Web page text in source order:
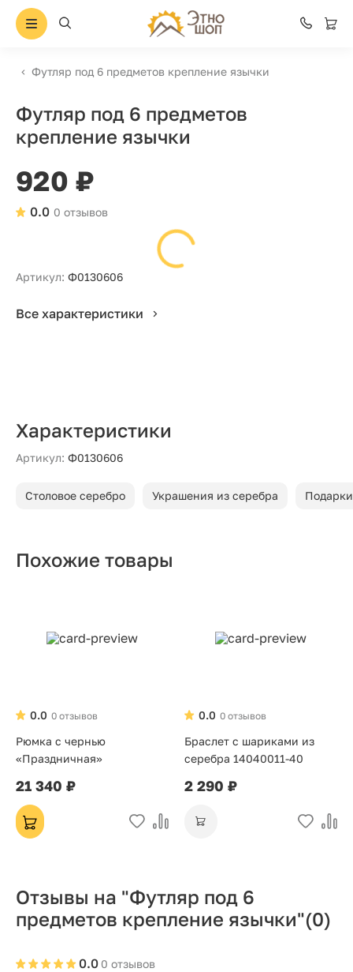
Футляр под 6 предметов крепление язычки
Футляр под 6 предметов
крепление язычки
920 ₽
0 отзывов
0.0
Артикул: Ф0130606
Все характеристики
Характеристики
Артикул: Ф0130606
Столовое серебро Украшения из серебра
Похожие товары
0 отзывов
0.0
Рюмка с чернью
«Праздничная»
21 340 ₽
0 отзывов
0.0
Браслет с шариками из
серебра 14040011-40
2 290 ₽
Отзывы на "Футляр под 6
предметов крепление язычки"(0)
0 отзывов
0.0